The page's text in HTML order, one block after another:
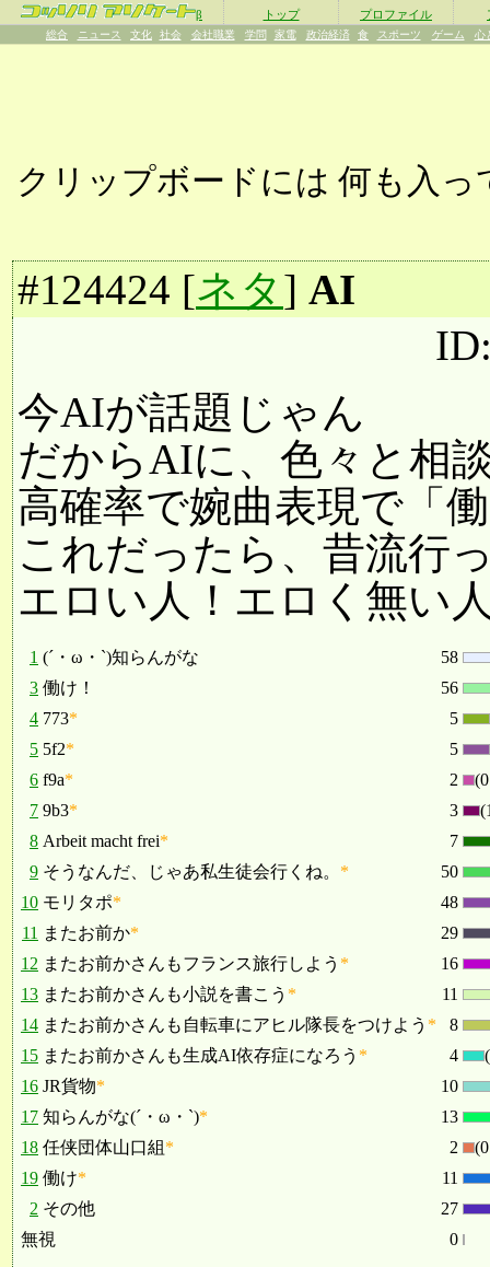
β トップ プロファイル
総合 ニュース 文化 社会 会社職業 学問 家電 政治経済 食 スポーツ ゲーム 心
クリップボードには 何も入っ
#124424 [ネタ] AI
今AIが話題じゃん
だからAIに、色々と相
高確率で婉曲表現で「
これだったら、昔流行
エロい人！エロく無い
1 (´・ω・`)知らんがな
58
3 働け！
56
4 773*
5
5 5f2*
5
6 f9a* 2
7 9b3* 3
8 Arbeit macht frei*
7
9 そうなんだ、じゃあ私生徒会行くね。 *
50
10 モリタポ*
48
11 またお前か*
29
12 またお前かさんもフランス旅行しよう *
16
13 またお前かさんも小説を書こう *
11
14 またお前かさんも自転車にアヒル隊長をつけよう *
8
15 またお前かさんも生成AI依存症になろう * 4
16 JR貨物*
10
17 知らんがな(´・ω・`)*
13
18 任侠団体山口組* 2
19 働け*
11
2 その他
27
無視
0